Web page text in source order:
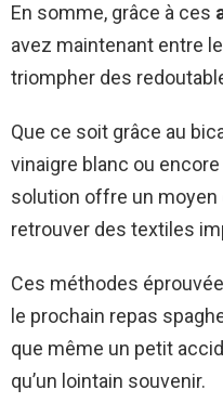
En somme, grâce à ces
avez maintenant entre
triompher des
Que ce soit grâce au
vinaigre blanc ou
solution offre un
retrouver des textiles
Ces méthodes
le prochain repas
que même un petit
qu’un lointain souvenir.